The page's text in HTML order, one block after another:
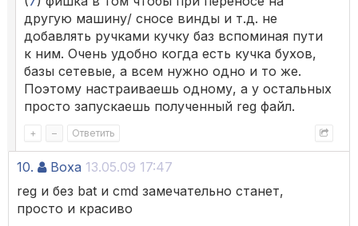
другую машину/ сносе винды и т.д. не
добавлять ручками кучку баз вспоминая пути
к ним. Очень удобно когда есть кучка бухов,
базы сетевые, а всем нужно одно и то же.
Поэтому настраиваешь одному, а у остальных
просто запускаешь полученный reg файл.
+ – Ответить
10. Boxa 13.05.09 17:47
reg и без bat и cmd замечательно станет,
просто и красиво